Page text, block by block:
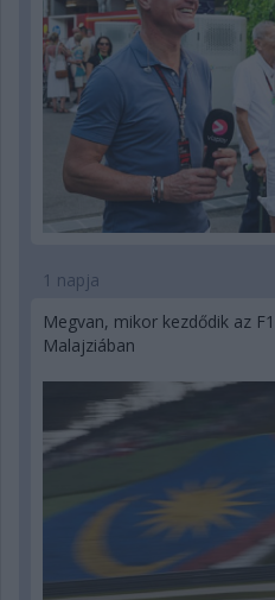
1 napja
Megvan, mikor kezdődik az
Malajziában